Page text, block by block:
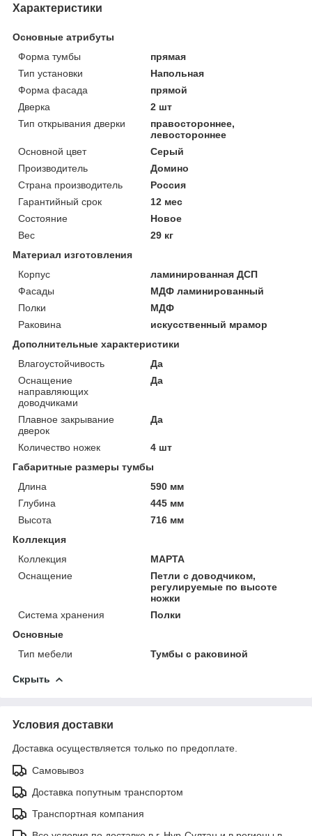
Характеристики
Основные атрибуты
Форма тумбы
прямая
Тип установки
Напольная
Форма фасада
прямой
Дверка
2 шт
Тип открывания дверки
правостороннее,
левостороннее
Основной цвет
Серый
Производитель
Домино
Страна производитель
Россия
Гарантийный срок
12 мес
Состояние
Новое
Вес
29 кг
Материал изготовления
Корпус
ламинированная ДСП
Фасады
МДФ ламинированный
Полки
МДФ
Раковина
искусственный мрамор
Дополнительные характеристики
Влагоустойчивость
Да
Оснащение
направляющих
доводчиками
Да
Плавное закрывание
дверок
Да
Количество ножек
4 шт
Габаритные размеры тумбы
Длина
590 мм
Глубина
445 мм
Высота
716 мм
Коллекция
Коллекция
МАРТА
Оснащение
Петли с доводчиком,
регулируемые по высоте
ножки
Система хранения
Полки
Основные
Тип мебели
Тумбы с раковиной
Скрыть
Условия доставки
Доставка осуществляется только по предоплате.
Самовывоз
Доставка попутным транспортом
Транспортная компания